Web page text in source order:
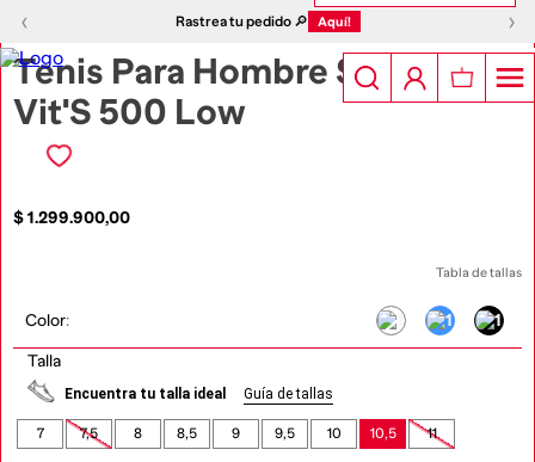
‹ Rastrea tu pedido 🔎 Aquí! ›
‹ ›
Tenis Para Hombre S-D-
Vit'S 500 Low
$1.299.900,00
Tabla de tallas
Color:
Talla
Encuentra tu talla ideal Guía de tallas
7 7,5 8 8,5 9 9,5 10 10,5 11